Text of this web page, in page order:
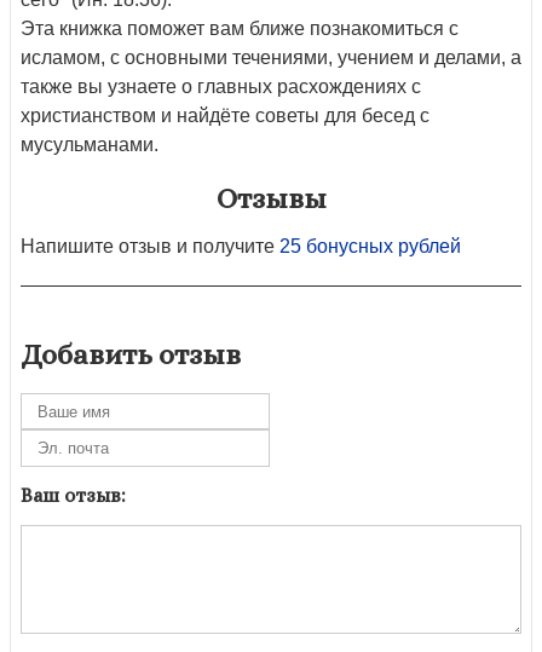
Эта книжка поможет вам ближе познакомиться с
исламом, с основными течениями, учением и делами, а
также вы узнаете о главных расхождениях с
христианством и найдёте советы для бесед с
мусульманами.
Отзывы
Напишите отзыв и получите 25 бонусных рублей
Добавить отзыв
Ваш отзыв: